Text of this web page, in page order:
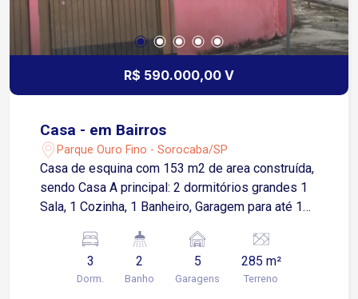
R$ 590.000,00 V
Casa - em Bairros
Parque Ouro Fino - Sorocaba/SP
Casa de esquina com 153 m2 de area construída,
sendo Casa A principal: 2 dormitórios grandes 1
Sala, 1 Cozinha, 1 Banheiro, Garagem para até 1
banheiro, 1 cozinha 1 Lavanderia. Área gourmet
Garagem para 3 carros Quintal
3
Dorm.
2
Banho
5
Garagens
285 m²
Terreno